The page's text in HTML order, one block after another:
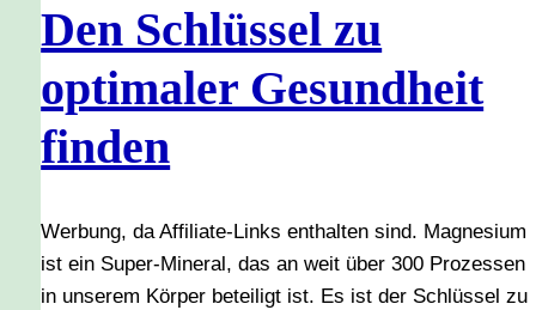
Den Schlüssel zu
optimaler Gesundheit
finden
Werbung, da Affiliate-Links enthalten sind. Magnesium
ist ein Super-Mineral, das an weit über 300 Prozessen
in unserem Körper beteiligt ist. Es ist der Schlüssel zu